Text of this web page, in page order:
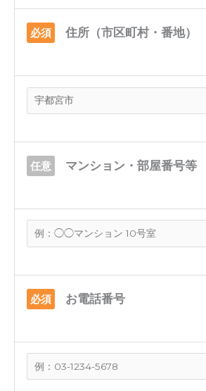
必須 住所（市区町村・番地）
任意 マンション・部屋番号等
必須 お電話番号